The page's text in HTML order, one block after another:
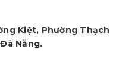
Kiệt, Phường Thạch
Nẵng.